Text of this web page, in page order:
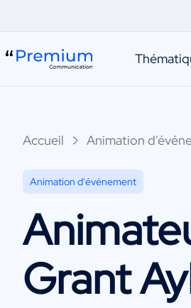
Accueil Animation
Animation d'événement
Grant